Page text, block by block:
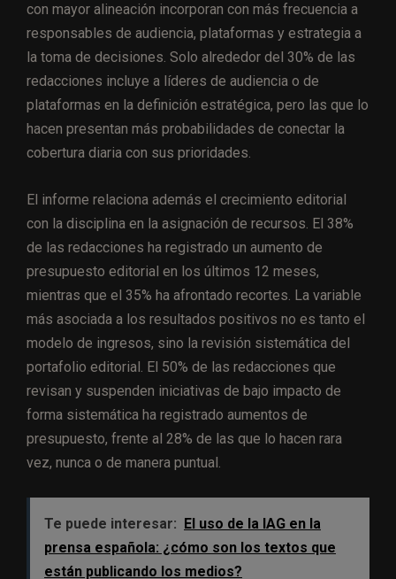
con mayor alineación incorporan con más frecuencia a
responsables de audiencia, plataformas y estrategia a
la toma de decisiones. Solo alrededor del 30% de las
redacciones incluye a líderes de audiencia o de
plataformas en la definición estratégica, pero las que lo
hacen presentan más probabilidades de conectar la
cobertura diaria con sus prioridades.
El informe relaciona además el crecimiento editorial
con la disciplina en la asignación de recursos. El 38%
de las redacciones ha registrado un aumento de
presupuesto editorial en los últimos 12 meses,
mientras que el 35% ha afrontado recortes. La variable
más asociada a los resultados positivos no es tanto el
modelo de ingresos, sino la revisión sistemática del
portafolio editorial. El 50% de las redacciones que
revisan y suspenden iniciativas de bajo impacto de
forma sistemática ha registrado aumentos de
presupuesto, frente al 28% de las que lo hacen rara
vez, nunca o de manera puntual.
Te puede interesar: El uso de la IAG en la
prensa española: ¿cómo son los textos que
están publicando los medios?